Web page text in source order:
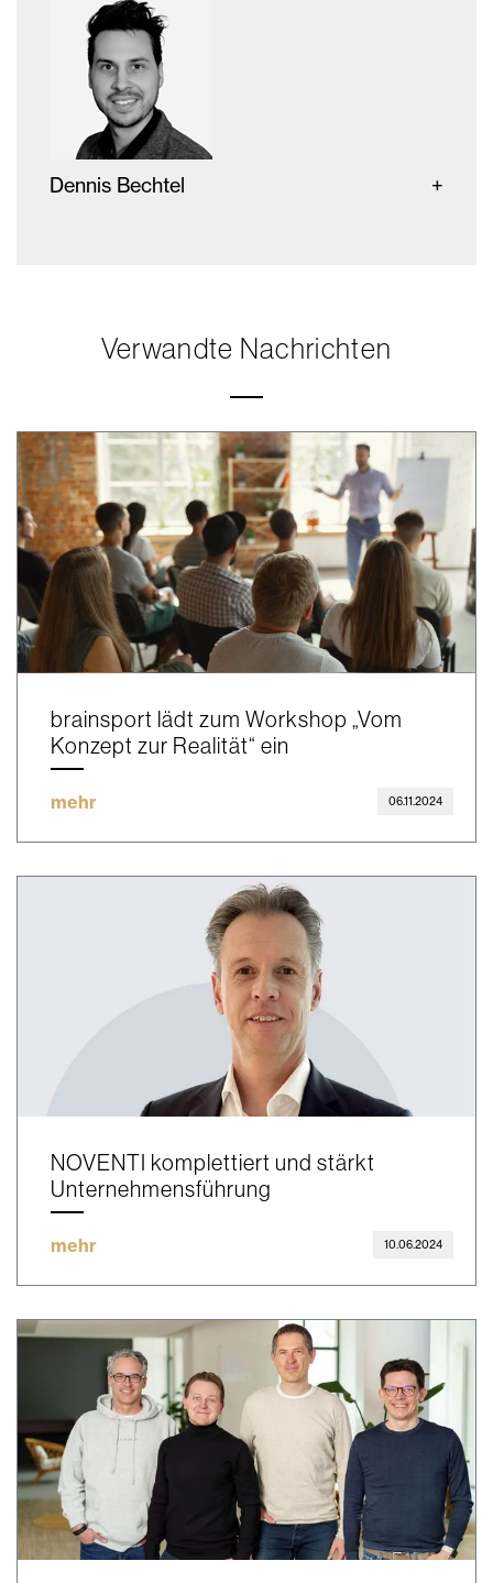
Dennis Bechtel
Verwandte Nachrichten
brainsport lädt zum Workshop „Vom
Konzept zur Realität“ ein
mehr 06.11.2024
NOVENTI komplettiert und stärkt
Unternehmensführung
mehr 10.06.2024